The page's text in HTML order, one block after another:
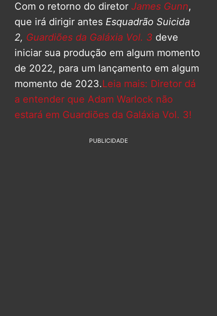
Com o retorno do diretor James Gunn,
que irá dirigir antes Esquadrão Suicida
2, Guardiões da Galáxia Vol. 3 deve
iniciar sua produção em algum momento
de 2022, para um lançamento em algum
momento de 2023.Leia mais: Diretor dá
a entender que Adam Warlock não
estará em Guardiões da Galáxia Vol. 3!
PUBLICIDADE